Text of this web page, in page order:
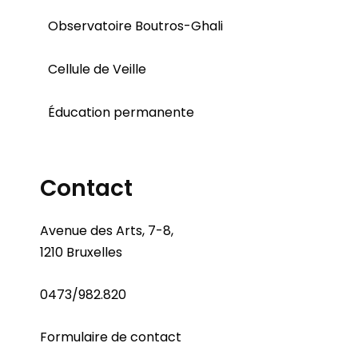
Observatoire Boutros-Ghali
Cellule de Veille
Éducation permanente
Contact
Avenue des Arts, 7-8,
1210 Bruxelles
0473/982.820
Formulaire de contact